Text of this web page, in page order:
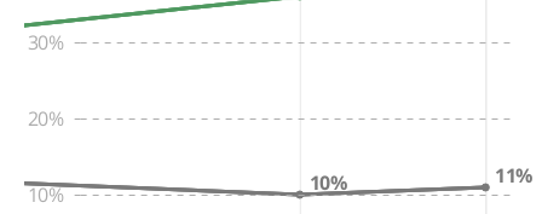
10%
20%
30%
11%
10%